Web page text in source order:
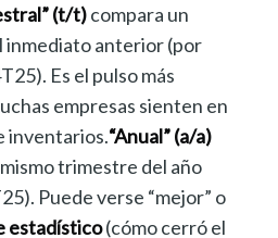
(t/t)compara un
anterior (por
Es el pulso más
empresas sienten en
inventarios.“Anual” (a/a)
trimestre del año
Puede verse “mejor” o
estadístico(cómo cerró el